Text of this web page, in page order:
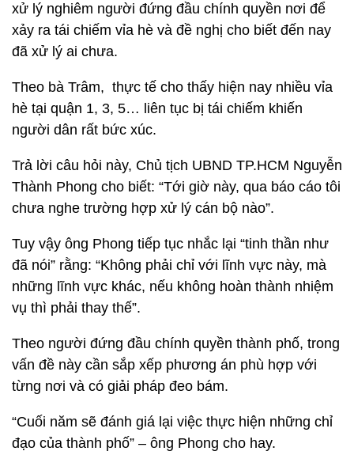
xử lý nghiêm người đứng đầu chính quyền nơi để
xảy ra tái chiếm vỉa hè và đề nghị cho biết đến nay
đã xử lý ai chưa.
Theo bà Trâm, thực tế cho thấy hiện nay nhiều vỉa
hè tại quận 1, 3, 5… liên tục bị tái chiếm khiến
người dân rất bức xúc.
Trả lời câu hỏi này, Chủ tịch UBND TP.HCM Nguyễn
Thành Phong cho biết: “Tới giờ này, qua báo cáo tôi
chưa nghe trường hợp xử lý cán bộ nào”.
Tuy vậy ông Phong tiếp tục nhắc lại “tinh thần như
đã nói” rằng: “Không phải chỉ với lĩnh vực này, mà
những lĩnh vực khác, nếu không hoàn thành nhiệm
vụ thì phải thay thế”.
Theo người đứng đầu chính quyền thành phố, trong
vấn đề này cần sắp xếp phương án phù hợp với
từng nơi và có giải pháp đeo bám.
“Cuối năm sẽ đánh giá lại việc thực hiện những chỉ
đạo của thành phố” – ông Phong cho hay.